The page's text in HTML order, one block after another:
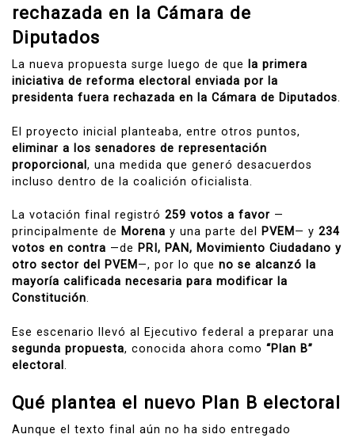
rechazada en la Cámara de
Diputados
La nueva propuesta surge luego de que
la primera
iniciativa de reforma electoral enviada por la
presidenta fuera rechazada en la Cámara de Diputados.
El proyecto inicial planteaba, entre otros puntos,
eliminar a los senadores de representación
proporcional , una medida que generó desacuerdos
incluso dentro de la coalición oficialista.
La votación final registró 259 votos a favor —
principalmente de Morena y una parte del PVEM — y 234
votos en contra —de PRI, PAN, Movimiento Ciudadano y
otro sector del PVEM —, por lo que no se alcanzó la
mayoría calificada necesaria para modificar la
Constitución.
Ese escenario llevó al Ejecutivo federal a preparar una
segunda propuesta, conocida ahora como “Plan B”
electoral .
Qué plantea el nuevo Plan B electoral
Aunque el texto final aún no ha sido entregado